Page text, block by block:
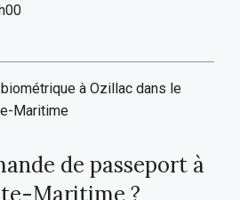
à Ozillac dans le
Maritime
de passeport à
Maritime ?